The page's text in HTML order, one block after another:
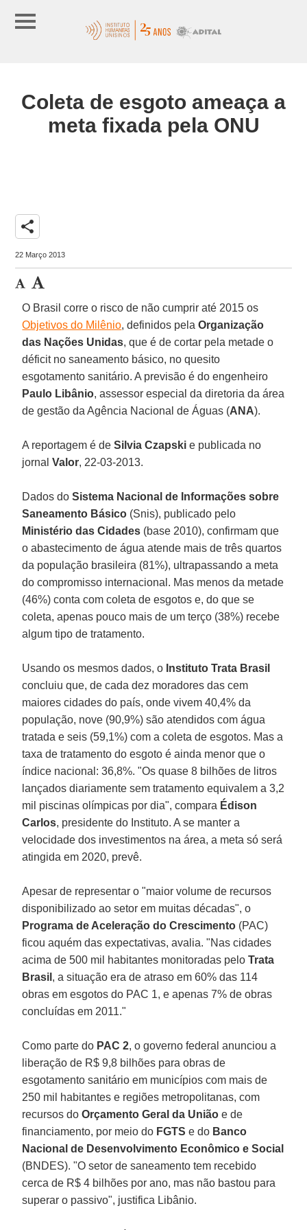
Coleta de esgoto ameaça a
meta fixada pela ONU
share
22 Março 2013
O Brasil corre o risco de não cumprir até 2015 os
Objetivos do Milênio, definidos pelaOrganização
das Nações Unidas, que é de cortar pela metade o
déficit no saneamento básico, no quesito
esgotamento sanitário. A previsão é do engenheiro
Paulo Libânio, assessor especial da diretoria da área
de gestão da Agência Nacional de Águas (ANA).
A reportagem é deSilvia Czapski e publicada no
jornalValor, 22-03-2013.
Dados do Sistema Nacional de Informações sobre
Saneamento Básico (Snis), publicado pelo
Ministério das Cidades (base 2010), confirmam que
o abastecimento de água atende mais de três quartos
da população brasileira (81%), ultrapassando a meta
do compromisso internacional. Mas menos da metade
(46%) conta com coleta de esgotos e, do que se
coleta, apenas pouco mais de um terço (38%) recebe
algum tipo de tratamento.
Usando os mesmos dados, o Instituto Trata Brasil
concluiu que, de cada dez moradores das cem
maiores cidades do país, onde vivem 40,4% da
população, nove (90,9%) são atendidos com água
tratada e seis (59,1%) com a coleta de esgotos. Mas a
taxa de tratamento do esgoto é ainda menor que o
índice nacional: 36,8%. "Os quase 8 bilhões de litros
lançados diariamente sem tratamento equivalem a 3,2
mil piscinas olímpicas por dia", compara Édison
Carlos, presidente do Instituto. A se manter a
velocidade dos investimentos na área, a meta só será
atingida em 2020, prevê.
Apesar de representar o "maior volume de recursos
disponibilizado ao setor em muitas décadas", o
Programa de Aceleração do Crescimento (PAC)
ficou aquém das expectativas, avalia. "Nas cidades
acima de 500 mil habitantes monitoradas peloTrata
Brasil , a situação era de atraso em 60% das 114
obras em esgotos do PAC 1, e apenas 7% de obras
concluídas em 2011."
Como parte do PAC 2, o governo federal anunciou a
liberação de R$ 9,8 bilhões para obras de
esgotamento sanitário em municípios com mais de
250 mil habitantes e regiões metropolitanas, com
recursos doOrçamento Geral da Uniãoe de
financiamento, por meio do FGTS e do Banco
Nacional de Desenvolvimento Econômico e Social
(BNDES). "O setor de saneamento tem recebido
cerca de R$ 4 bilhões por ano, mas não bastou para
superar o passivo", justifica Libânio.